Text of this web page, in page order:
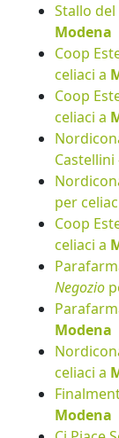
Stallo
Modena
Coop
celiaci a
Coop
celiaci a
Castellini
per
Coop
celiaci a
Negozio
Modena
celiaci a
Modena